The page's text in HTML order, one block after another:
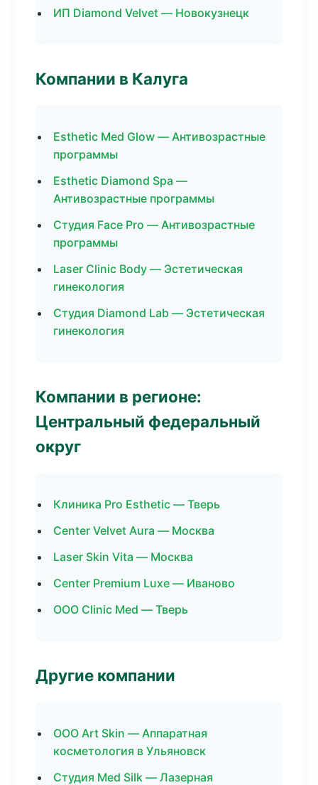
ИП Diamond Velvet — Новокузнецк
Компании в Калуга
Esthetic Med Glow — Антивозрастные
программы
Esthetic Diamond Spa —
Антивозрастные программы
Студия Face Pro — Антивозрастные
программы
Laser Clinic Body — Эстетическая
гинекология
Студия Diamond Lab — Эстетическая
гинекология
Компании в регионе:
Центральный федеральный
округ
Клиника Pro Esthetic — Тверь
Center Velvet Aura — Москва
Laser Skin Vita — Москва
Center Premium Luxe — Иваново
ООО Clinic Med — Тверь
Другие компании
ООО Art Skin — Аппаратная
косметология в Ульяновск
Студия Med Silk — Лазерная